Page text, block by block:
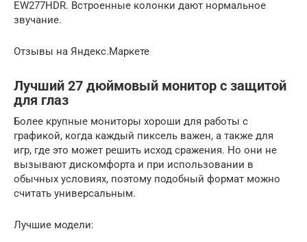
EW277HDR. Встроенные колонки дают нормальное
звучание.
Отзывы на Яндекс.Маркете
Лучший 27 дюймовый монитор с защитой
для глаз
Более крупные мониторы хороши для работы с
графикой, когда каждый пиксель важен, а также для
игр, где это может решить исход сражения. Но они не
вызывают дискомфорта и при использовании в
обычных условиях, поэтому подобный формат можно
считать универсальным.
Лучшие модели: